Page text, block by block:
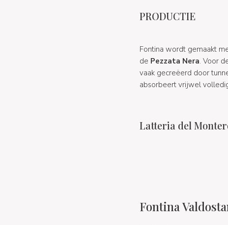
PRODUCTIE
Fontina wordt gemaakt
de Pezzata Nera. Voor
vaak gecreëerd door
absorbeert vrijwel
Latteria del
Fontina